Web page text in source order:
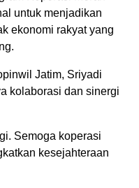
untuk menjadikan
ekonomi rakyat yang
Jatim, Sriyadi
kolaborasi dan sinergi
Semoga koperasi
kesejahteraan